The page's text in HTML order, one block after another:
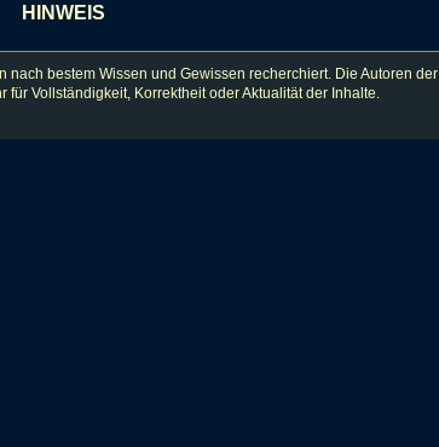
HINWEIS
bestem Wissen und Gewissen recherchiert. Die Autoren der
für Vollständigkeit, Korrektheit oder Aktualität der Inhalte.